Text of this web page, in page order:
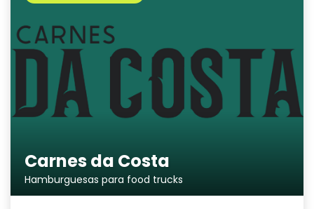
Carnes da Costa
Hamburguesas para food trucks